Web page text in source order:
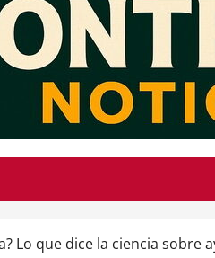
Lo que dice la ciencia